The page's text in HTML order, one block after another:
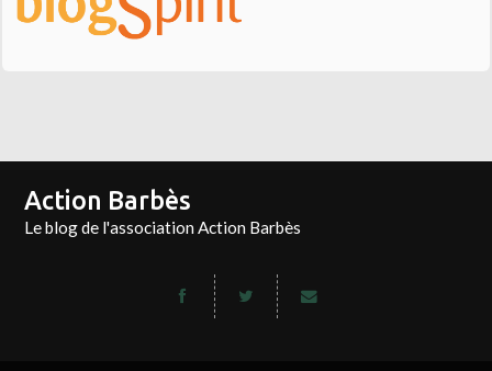
Action Barbès
Le blog de l'association Action Barbès